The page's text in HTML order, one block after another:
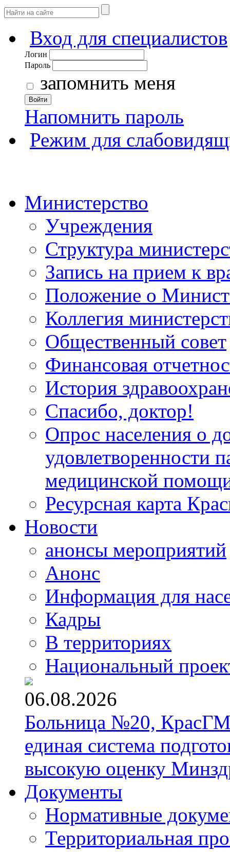
Вход для специалистов
Логин
Пароль
запомнить меня
Войти
Напомнить пароль
Режим для
Министерство
Учреждения
Структура
Запись на прием к
Положение о
Коллегия
Общественный совет
Финансовая
История
Спасибо, доктор!
Опрос населения о
удовлетворенности
медицинской
Ресурсная карта
Новости
анонсы мероприятий
Анонс
Информация для
Кадры
В территориях
Национальный
06.08.2026
Больница №20,
единая система
высокую оценку
Документы
Нормативные
Территориальная